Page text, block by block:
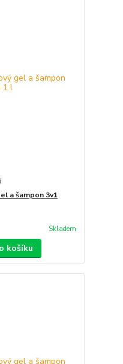
a šampon 3v1
Skladem
košíku